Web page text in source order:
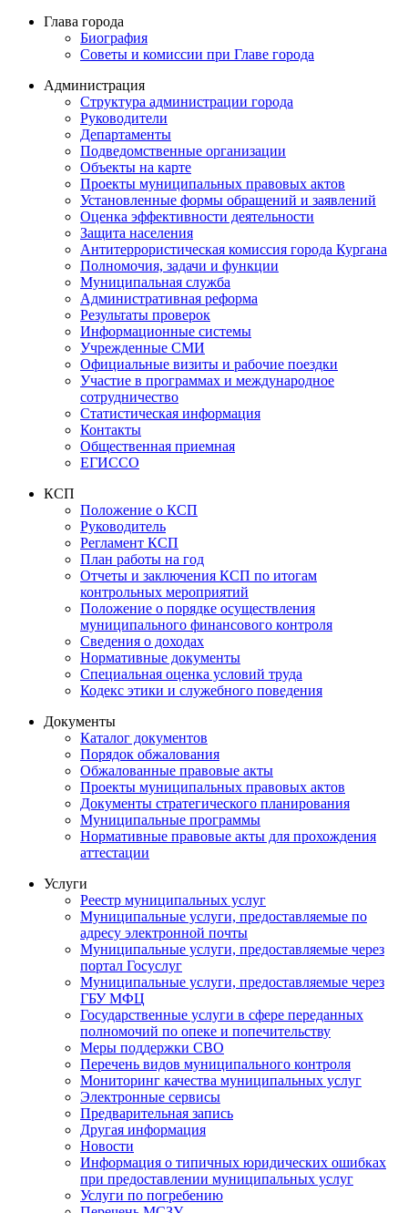
Глава города
Биография
Советы и комиссии при Главе города
Администрация
Структура администрации города
Руководители
Департаменты
Подведомственные организации
Объекты на карте
Проекты муниципальных правовых актов
Установленные формы обращений и заявлений
Оценка эффективности деятельности
Защита населения
Антитеррористическая комиссия города Кургана
Полномочия, задачи и функции
Муниципальная служба
Административная реформа
Результаты проверок
Информационные системы
Учрежденные СМИ
Официальные визиты и рабочие поездки
Участие в программах и международное
сотрудничество
Статистическая информация
Контакты
Общественная приемная
ЕГИССО
КСП
Положение о КСП
Руководитель
Регламент КСП
План работы на год
Отчеты и заключения КСП по итогам
контрольных мероприятий
Положение о порядке осуществления
муниципального финансового контроля
Сведения о доходах
Нормативные документы
Специальная оценка условий труда
Кодекс этики и служебного поведения
Документы
Каталог документов
Порядок обжалования
Обжалованные правовые акты
Проекты муниципальных правовых актов
Документы стратегического планирования
Муниципальные программы
Нормативные правовые акты для прохождения
аттестации
Услуги
Реестр муниципальных услуг
Муниципальные услуги, предоставляемые по
адресу электронной почты
Муниципальные услуги, предоставляемые через
портал Госуслуг
Муниципальные услуги, предоставляемые через
ГБУ МФЦ
Государственные услуги в сфере переданных
полномочий по опеке и попечительству
Меры поддержки СВО
Перечень видов муниципального контроля
Мониторинг качества муниципальных услуг
Электронные сервисы
Предварительная запись
Другая информация
Новости
Информация о типичных юридических ошибках
при предоставлении муниципальных услуг
Услуги по погребению